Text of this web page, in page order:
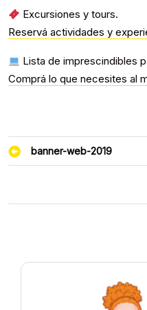
Excursiones y tours.
Reservá actividades y
Lista de imprescindibles
Comprá lo que necesites al
Navegación
de
banner-web-2019